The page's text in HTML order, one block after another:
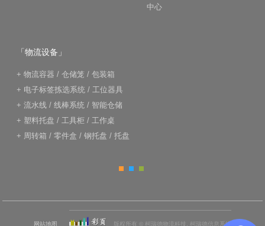
中心
「物流设备」
+ 物流容器 / 仓储笼 / 包装箱
+ 电子标签拣选系统 / 工位器具
+ 流水线 / 线棒系统 / 智能仓储
+ 塑料托盘 / 工具柜 / 工作桌
+ 周转箱 / 零件盒 / 钢托盘 / 托盘
网站地图 版权所有 © 柯瑞德物流科技, 柯瑞德信息系统